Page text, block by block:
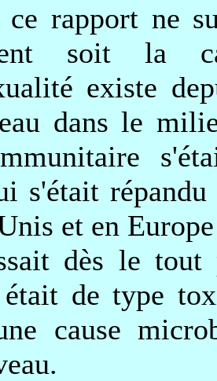
ce rapport ne
soit la
existe
dans le
s'était
et en
dès le tout
était de type
cause